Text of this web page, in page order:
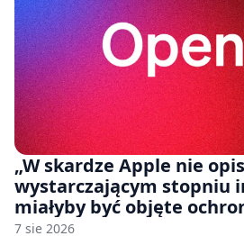
„W skardze Apple nie
wystarczającym stopniu
miałyby być objęte
handlowej”. OpenAI żąda
7 sie 2026